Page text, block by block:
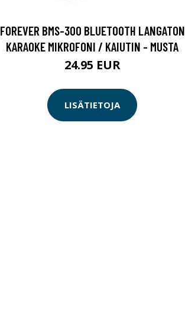
FOREVER BMS-300 BLUETOOTH LANGATON
KARAOKE MIKROFONI / KAIUTIN - MUSTA
24.95 EUR
LISÄTIETOJA